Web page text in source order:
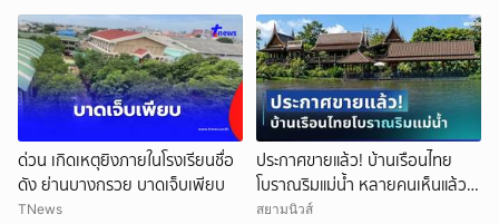
ด่วน เกิดเหตุยิงภายในโรงเรียนชื่อ
ดัง ย่านบางกรวย บาดเจ็บเพียบ
TNews
ประกาศขายแล้ว! บ้านเรือนไทย
โบราณริมแม่น้ำ หลายคนเห็นแล้ว
จำได้ เคยเป็นฉากหนังดัง
สยามนิวส์